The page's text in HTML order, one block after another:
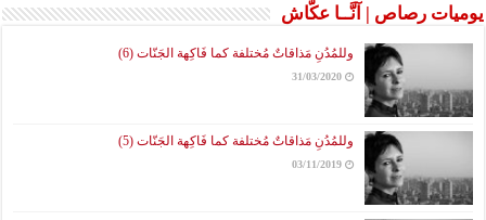
يوميات رصاص | آنَّــا عكَّاش
وللمُدُنِ مَذاقاتٌ مُختلفة كما فَاكِهة الجَنّات (6)
31/03/2020
وللمُدُنِ مَذاقاتٌ مُختلفة كما فَاكِهة الجَنّات (5)
03/11/2019